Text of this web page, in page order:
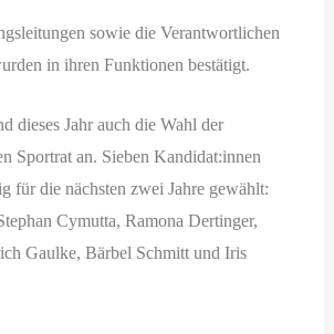
sowie die Verantwortlichen
in ihren Funktionen bestätigt.
dieses Jahr auch die Wahl der
Sportrat an. Sieben Kandidat:innen
für die nächsten zwei Jahre gewählt:
Cymutta, Ramona Dertinger,
Gaulke, Bärbel Schmitt und Iris